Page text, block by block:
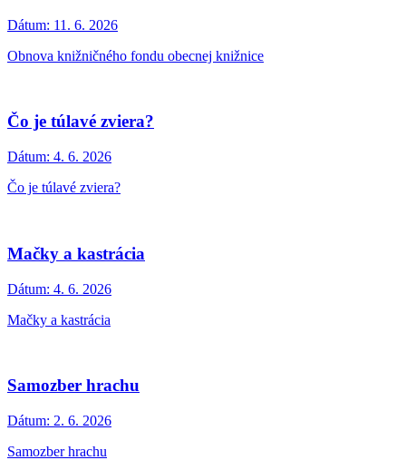
Dátum: 11. 6. 2026
Obnova knižničného fondu obecnej knižnice
Čo je túlavé zviera?
Dátum: 4. 6. 2026
Čo je túlavé zviera?
Mačky a kastrácia
Dátum: 4. 6. 2026
Mačky a kastrácia
Samozber hrachu
Dátum: 2. 6. 2026
Samozber hrachu